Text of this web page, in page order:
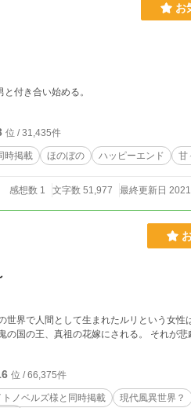
お
付き合い始める。
位 / 31,435件
時掲載 ほのぼの ハッピーエンド 甘
感想数 1 文字数 51,977 最終更新日
界で人間として生まれたルリという女性
国の王、真祖の花嫁にされる。 それが悲
位 / 66,375件
トノベルズ様と同時掲載 現代風異世界？